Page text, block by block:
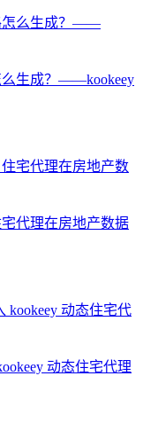
么生成？——kookeey
代理在房地产数据
动态住宅代理